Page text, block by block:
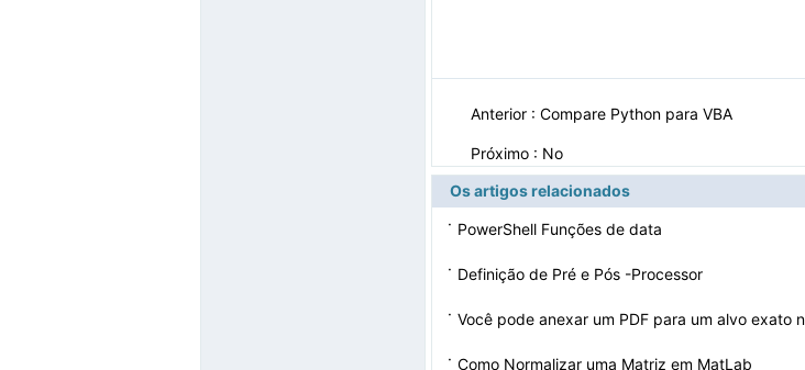
Anterior : Compare Python para VBA
Próximo : No
Os artigos relacionados
· PowerShell Funções de data
· Definição de Pré e Pós -Processor
· Você pode anexar um PDF para um alvo exato
· Como Normalizar uma Matriz em MatLab